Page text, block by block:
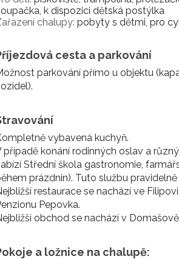
k dispozici dětská postýlka
chalupy: pobyty s dětmi, pro
cesta a parkování
parkování přímo u objektu
vybavená kuchyň.
případě konání rodinných oslav a
Střední škola gastronomie,
prázdnin). Tuto službu
restaurace se nachází ve
Pepovka.
obchod se nachází v
a ložnice na chalupě: